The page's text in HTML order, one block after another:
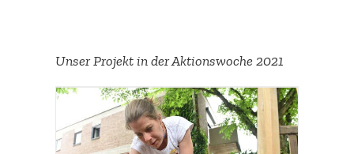
Unser Projekt in der Aktions­woche 2021